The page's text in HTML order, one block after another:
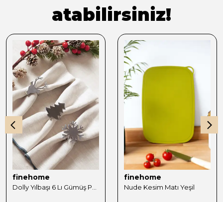
atabilirsiniz!
finehome finehome
Nude Kesim Matı Yeşil